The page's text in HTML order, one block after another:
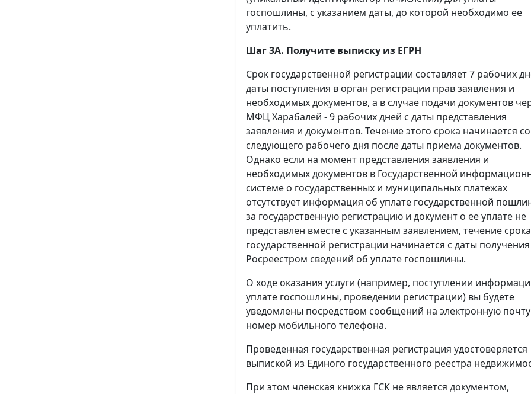
госпошлины, с указанием даты, до которой необходимо ее
уплатить.
Шаг 3А. Получите выписку из ЕГРН
Срок государственной регистрации составляет 7 рабочих
даты поступления в орган регистрации прав заявления и
необходимых документов, а в случае подачи документов
МФЦ Харабалей - 9 рабочих дней с даты представления
заявления и документов. Течение этого срока начинается со
следующего рабочего дня после даты приема документов.
Однако если на момент представления заявления и
необходимых документов в Государственной
системе о государственных и муниципальных платежах
отсутствует информация об уплате государственной
за государственную регистрацию и документ о ее уплате не
представлен вместе с указанным заявлением, течение срока
государственной регистрации начинается с даты получения
Росреестром сведений об уплате госпошлины.
О ходе оказания услуги (например, поступлении
уплате госпошлины, проведении регистрации) вы будете
уведомлены посредством сообщений на электронную
номер мобильного телефона.
Проведенная государственная регистрация удостоверяется
выпиской из Единого государственного реестра
При этом членская книжка ГСК не является документом,